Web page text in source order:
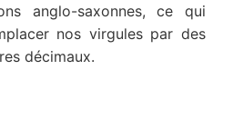
anglo-saxonnes, ce qui
nos virgules par des
décimaux.